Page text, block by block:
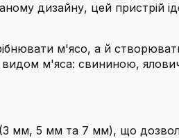
дизайну, цей пристрій
м'ясо, а й
м'яса: свининою,
мм, 5 мм та 7 мм), що